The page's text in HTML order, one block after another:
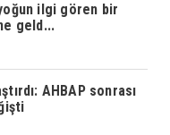
ilgi gören bir
geld...
AHBAP sonrası